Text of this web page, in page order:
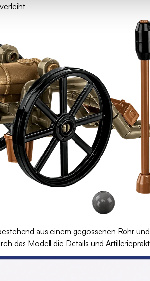
aus einem gegossenen Rohr
das Modell die Details und